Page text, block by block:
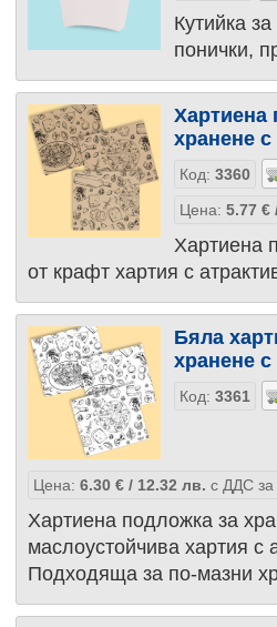
Кутийка
понички,
Хартиена
хранене с
Код: 3360
Цена: 5.77 €
Хартиена
от крафт хартия с
Бяла
хранене с
Код: 3361
Цена: 6.30 €/ 12.32 лв. с ДДС за
Хартиена подложка за
маслоустойчива хартия с
Подходяща за по-мазни